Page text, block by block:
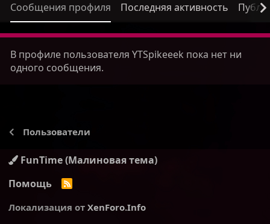
Сообщения профиля Последняя активность
В профиле пользователя YTSpikeeek пока нет ни
одного сообщения.
Пользователи
FunTime (Малиновая тема)
Помощь
R
S
Локализация от XenForo.Info